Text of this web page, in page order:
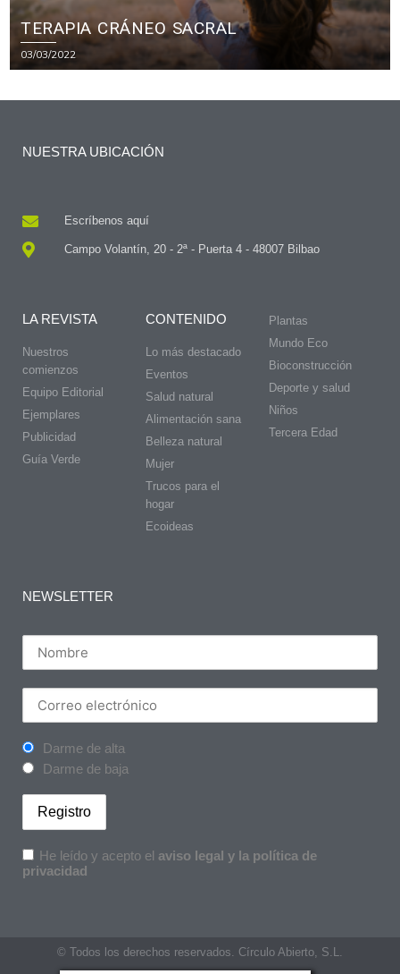
TERAPIA CRÁNEO SACRAL
03/03/2022
NUESTRA UBICACIÓN
Escríbenos aquí
Campo Volantín, 20 - 2ª - Puerta 4 - 48007 Bilbao
LA REVISTA
Nuestros
comienzos
Equipo Editorial
Ejemplares
Publicidad
Guía Verde
CONTENIDO
Lo más destacado
Eventos
Salud natural
Alimentación sana
Belleza natural
Mujer
Trucos para el
hogar
Ecoideas
Plantas
Mundo Eco
Bioconstrucción
Deporte y salud
Niños
Tercera Edad
NEWSLETTER
Darme de alta
Darme de baja
He leído y acepto el aviso legal y la política de
privacidad
© Todos los derechos reservados. Círculo Abierto, S.L.